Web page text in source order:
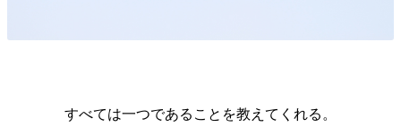
すべては一つであることを教えてくれる。